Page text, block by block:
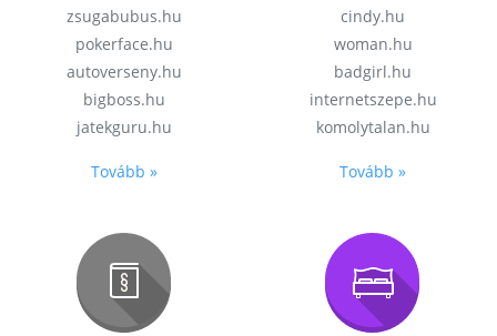
zsugabubus.hu
pokerface.hu
autoverseny.hu
bigboss.hu
jatekguru.hu
Tovább »
cindy.hu
woman.hu
badgirl.hu
internetszepe.hu
komolytalan.hu
Tovább »